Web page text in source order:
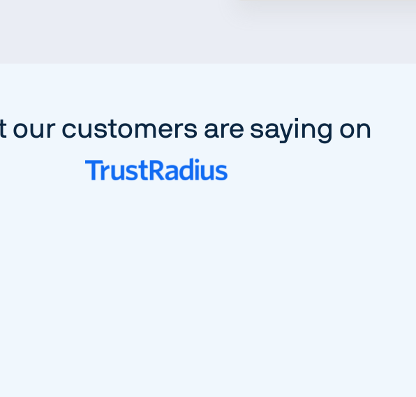
our customers are saying on